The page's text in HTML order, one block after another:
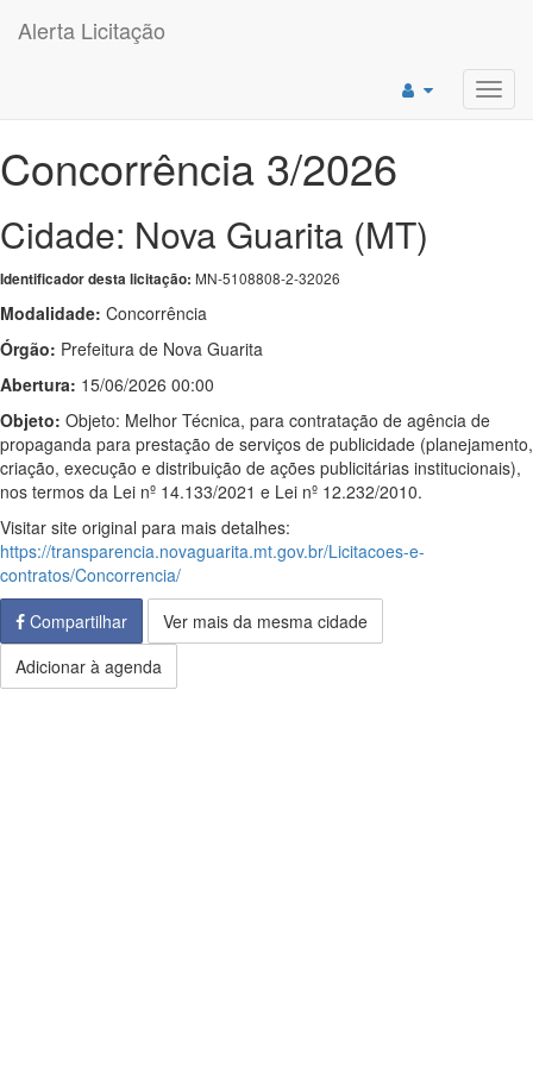
Alerta Licitação
Concorrência 3/2026
Cidade: Nova Guarita (MT)
Identificador desta licitação: MN-5108808-2-32026
Modalidade: Concorrência
Órgão: Prefeitura de Nova Guarita
Abertura: 15/06/2026 00:00
Objeto: Objeto: Melhor Técnica, para contratação de agência de
propaganda para prestação de serviços de publicidade (planejamento,
criação, execução e distribuição de ações publicitárias institucionais),
nos termos da Lei nº 14.133/2021 e Lei nº 12.232/2010.
Visitar site original para mais detalhes:
https://transparencia.novaguarita.mt.gov.br/Licitacoes-e-
contratos/Concorrencia/
Compartilhar
Ver mais da mesma cidade
Adicionar à agenda